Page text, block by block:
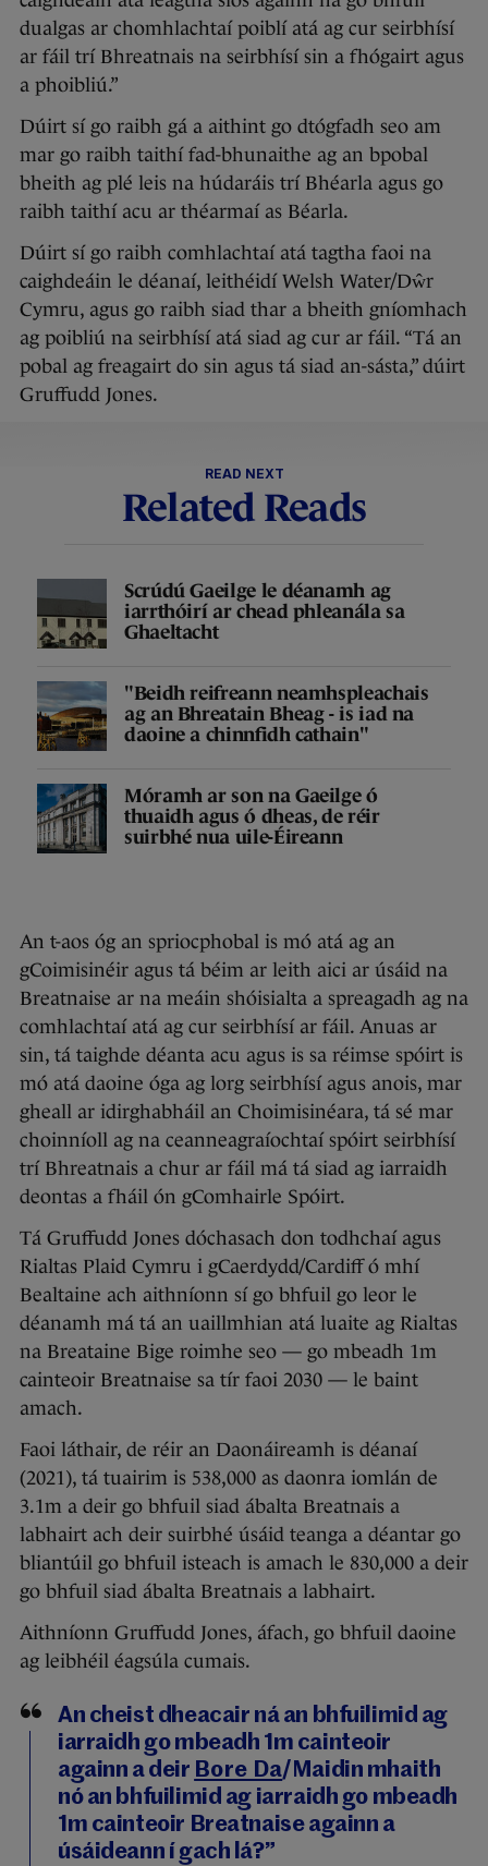
dualgas ar chomhlachtaí poiblí atá ag cur seirbhísí
ar fáil trí Bhreatnais na seirbhísí sin a fhógairt agus
a phoibliú.”
Dúirt sí go raibh gá a aithint go dtógfadh seo am
mar go raibh taithí fad-bhunaithe ag an bpobal
bheith ag plé leis na húdaráis trí Bhéarla agus go
raibh taithí acu ar théarmaí as Béarla.
Dúirt sí go raibh comhlachtaí atá tagtha faoi na
caighdeáin le déanaí, leithéidí Welsh Water/Dŵr
Cymru, agus go raibh siad thar a bheith gníomhach
ag poibliú na seirbhísí atá siad ag cur ar fáil. “Tá an
pobal ag freagairt do sin agus tá siad an-sásta,” dúirt
Gruffudd Jones.
READ NEXT
Related Reads
Scrúdú Gaeilge le déanamh ag
iarrthóirí ar chead phleanála sa
Ghaeltacht
"Beidh reifreann neamhspleachais
ag an Bhreatain Bheag - is iad na
daoine a chinnfidh cathain"
Móramh ar son na Gaeilge ó
thuaidh agus ó dheas, de réir
suirbhé nua uile-Éireann
An t-aos óg an spriocphobal is mó atá ag an
gCoimisinéir agus tá béim ar leith aici ar úsáid na
Breatnaise ar na meáin shóisialta a spreagadh ag na
comhlachtaí atá ag cur seirbhísí ar fáil. Anuas ar
sin, tá taighde déanta acu agus is sa réimse spóirt is
mó atá daoine óga ag lorg seirbhísí agus anois, mar
gheall ar idirghabháil an Choimisinéara, tá sé mar
choinníoll ag na ceanneagraíochtaí spóirt seirbhísí
trí Bhreatnais a chur ar fáil má tá siad ag iarraidh
deontas a fháil ón gComhairle Spóirt.
Tá Gruffudd Jones dóchasach don todhchaí agus
Rialtas Plaid Cymru i gCaerdydd/Cardiff ó mhí
Bealtaine ach aithníonn sí go bhfuil go leor le
déanamh má tá an uaillmhian atá luaite ag Rialtas
na Breataine Bige roimhe seo — go mbeadh 1m
cainteoir Breatnaise sa tír faoi 2030 — le baint
amach.
Faoi láthair, de réir an Daonáireamh is déanaí
(2021), tá tuairim is 538,000 as daonra iomlán de
3.1m a deir go bhfuil siad ábalta Breatnais a
labhairt ach deir suirbhé úsáid teanga a déantar go
bliantúil go bhfuil isteach is amach le 830,000 a deir
go bhfuil siad ábalta Breatnais a labhairt.
Aithníonn Gruffudd Jones, áfach, go bhfuil daoine
ag leibhéil éagsúla cumais.
An cheist dheacair ná an bhfuilimid ag
iarraidh go mbeadh 1m cainteoir
againn a deir Bore Da/Maidin mhaith
nó an bhfuilimid ag iarraidh go mbeadh
1m cainteoir Breatnaise againn a
úsáideann í gach lá?”